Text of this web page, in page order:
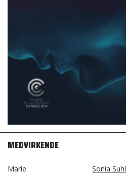
MEDVIRKENDE
Marie
Sonia Suhl